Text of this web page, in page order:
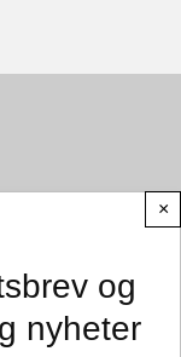
×
og
nyheter